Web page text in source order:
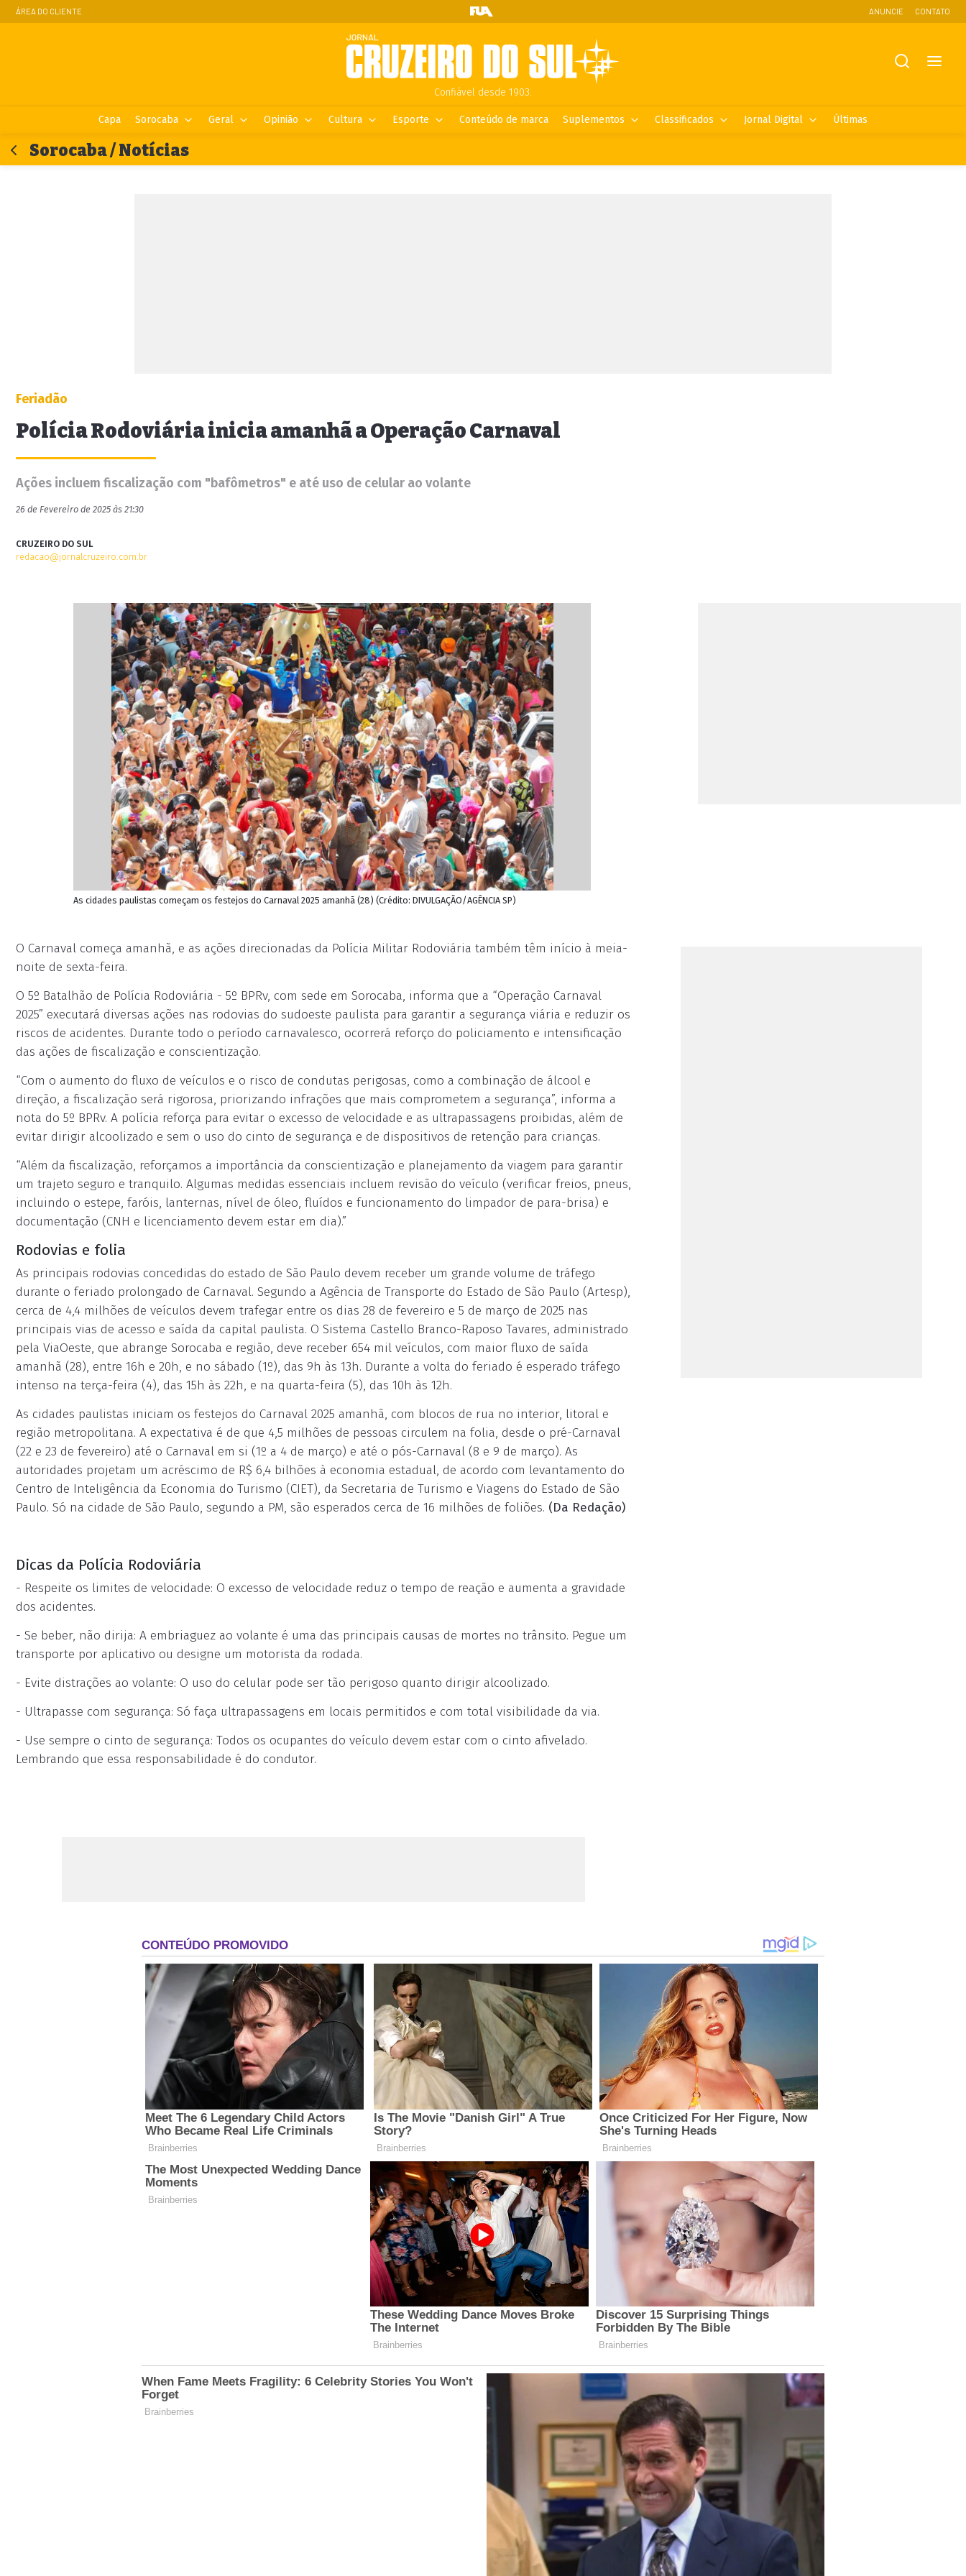
ÁREA DO CLIENTE ANUNCIE CONTATO
Confiável desde 1903.
Capa Sorocaba Geral Opinião Cultura Esporte Conteúdo de marca Suplementos Classificados Jornal Digital Últimas
Sorocaba / Notícias
Feriadão
Polícia Rodoviária inicia amanhã a Operação Carnaval
Ações incluem fiscalização com "bafômetros" e até uso de celular ao volante
26 de Fevereiro de 2025 às 21:30
CRUZEIRO DO SUL
redacao@jornalcruzeiro.com.br
As cidades paulistas começam os festejos do Carnaval 2025 amanhã (28) (Crédito: DIVULGAÇÃO/AGÊNCIA SP)
O Carnaval começa amanhã, e as ações direcionadas da Polícia Militar Rodoviária também têm início à meia-
noite de sexta-feira.
O 5º Batalhão de Polícia Rodoviária - 5º BPRv, com sede em Sorocaba, informa que a “Operação Carnaval
2025” executará diversas ações nas rodovias do sudoeste paulista para garantir a segurança viária e reduzir os
riscos de acidentes. Durante todo o período carnavalesco, ocorrerá reforço do policiamento e intensificação
das ações de fiscalização e conscientização.
“Com o aumento do fluxo de veículos e o risco de condutas perigosas, como a combinação de álcool e
direção, a fiscalização será rigorosa, priorizando infrações que mais comprometem a segurança”, informa a
nota do 5º BPRv. A polícia reforça para evitar o excesso de velocidade e as ultrapassagens proibidas, além de
evitar dirigir alcoolizado e sem o uso do cinto de segurança e de dispositivos de retenção para crianças.
“Além da fiscalização, reforçamos a importância da conscientização e planejamento da viagem para garantir
um trajeto seguro e tranquilo. Algumas medidas essenciais incluem revisão do veículo (verificar freios, pneus,
incluindo o estepe, faróis, lanternas, nível de óleo, fluídos e funcionamento do limpador de para-brisa) e
documentação (CNH e licenciamento devem estar em dia).”
Rodovias e folia
As principais rodovias concedidas do estado de São Paulo devem receber um grande volume de tráfego
durante o feriado prolongado de Carnaval. Segundo a Agência de Transporte do Estado de São Paulo (Artesp),
cerca de 4,4 milhões de veículos devem trafegar entre os dias 28 de fevereiro e 5 de março de 2025 nas
principais vias de acesso e saída da capital paulista. O Sistema Castello Branco-Raposo Tavares, administrado
pela ViaOeste, que abrange Sorocaba e região, deve receber 654 mil veículos, com maior fluxo de saída
amanhã (28), entre 16h e 20h, e no sábado (1º), das 9h às 13h. Durante a volta do feriado é esperado tráfego
intenso na terça-feira (4), das 15h às 22h, e na quarta-feira (5), das 10h às 12h.
As cidades paulistas iniciam os festejos do Carnaval 2025 amanhã, com blocos de rua no interior, litoral e
região metropolitana. A expectativa é de que 4,5 milhões de pessoas circulem na folia, desde o pré-Carnaval
(22 e 23 de fevereiro) até o Carnaval em si (1º a 4 de março) e até o pós-Carnaval (8 e 9 de março). As
autoridades projetam um acréscimo de R$ 6,4 bilhões à economia estadual, de acordo com levantamento do
Centro de Inteligência da Economia do Turismo (CIET), da Secretaria de Turismo e Viagens do Estado de São
Paulo. Só na cidade de São Paulo, segundo a PM, são esperados cerca de 16 milhões de foliões. (Da Redação)
Dicas da Polícia Rodoviária
- Respeite os limites de velocidade: O excesso de velocidade reduz o tempo de reação e aumenta a gravidade
dos acidentes.
- Se beber, não dirija: A embriaguez ao volante é uma das principais causas de mortes no trânsito. Pegue um
transporte por aplicativo ou designe um motorista da rodada.
- Evite distrações ao volante: O uso do celular pode ser tão perigoso quanto dirigir alcoolizado.
- Ultrapasse com segurança: Só faça ultrapassagens em locais permitidos e com total visibilidade da via.
- Use sempre o cinto de segurança: Todos os ocupantes do veículo devem estar com o cinto afivelado.
Lembrando que essa responsabilidade é do condutor.